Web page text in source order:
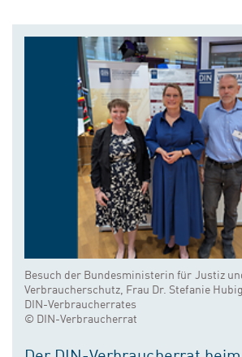
Besuch der Bundesministerin für Justiz
Verbraucherschutz, Frau Dr. Stefanie
DIN-Verbraucherrates
© DIN-Verbraucherrat